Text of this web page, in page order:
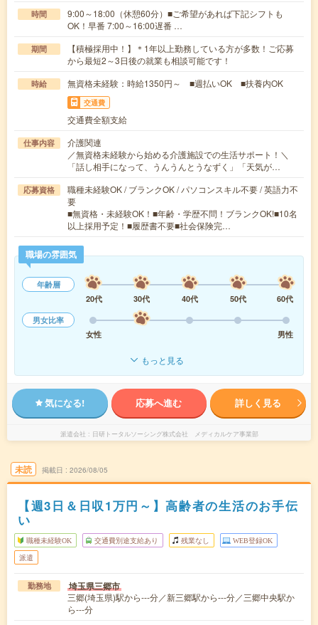
時間
9:00～18:00（休憩60分）■ご希望があれば下記シフトも
OK！早番 7:00～16:00遅番 …
期間
【積極採用中！】＊1年以上勤務している方が多数！ご応募
から最短2～3日後の就業も相談可能です！
時給 無資格未経験：時給1350円～ ■週払いOK ■扶養内OK
交通費
交通費全額支給
仕事内容
介護関連
／無資格未経験から始める介護施設での生活サポート！＼
「話し相手になって、うんうんとうなずく」「天気が…
応募資格
職種未経験OK / ブランクOK / パソコンスキル不要 / 英語力不
要
■無資格・未経験OK！■年齢・学歴不問！ブランクOK!■10名
以上採用予定！■履歴書不要■社会保険完…
職場の雰囲気
年齢層
20代
30代 40代 50代
60代
男女比率
女性
男性
もっと見る
気になる! 応募へ進む 詳しく見る
派遣会社 日研トータルソーシング株式会社 メディカルケア事業部
未読 掲載日 2026/08/05
【週3日＆日収1万円～】高齢者の生活のお手伝
い
職種未経験OK 交通費別途支給あり 残業なし WEB登録OK
派遣
勤務地 埼玉県三郷市
三郷(埼玉県)駅から---分／新三郷駅から---分／三郷中央駅か
ら---分